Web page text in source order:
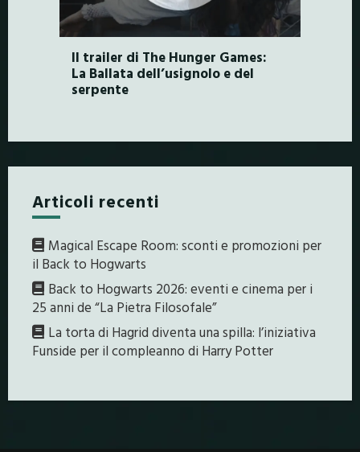
Il trailer di The Hunger Games:
La Ballata dell’usignolo e del
serpente
Articoli recenti
Magical Escape Room: sconti e promozioni per
il Back to Hogwarts
Back to Hogwarts 2026: eventi e cinema per i
25 anni de “La Pietra Filosofale”
La torta di Hagrid diventa una spilla: l’iniziativa
Funside per il compleanno di Harry Potter